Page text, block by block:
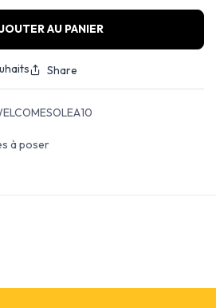
AU PANIER
Share
à poser